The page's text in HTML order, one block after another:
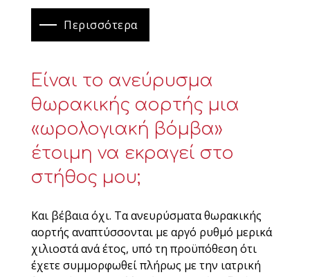
Περισσότερα
Είναι το ανεύρυσμα
θωρακικής αορτής μια
«ωρολογιακή βόμβα»
έτοιμη να εκραγεί στο
στήθος μου;
Και βέβαια όχι. Τα ανευρύσματα θωρακικής
αορτής αναπτύσσονται με αργό ρυθμό μερικά
χιλιοστά ανά έτος, υπό τη προϋπόθεση ότι
έχετε συμμορφωθεί πλήρως με την ιατρική